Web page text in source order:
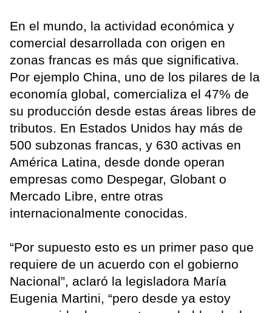
En el mundo, la actividad económica y
comercial desarrollada con origen en
zonas francas es más que significativa.
Por ejemplo China, uno de los pilares de la
economía global, comercializa el 47% de
su producción desde estas áreas libres de
tributos. En Estados Unidos hay más de
500 subzonas francas, y 630 activas en
América Latina, desde donde operan
empresas como Despegar, Globant o
Mercado Libre, entre otras
internacionalmente conocidas.
“Por supuesto esto es un primer paso que
requiere de un acuerdo con el gobierno
Nacional”, aclaró la legisladora María
Eugenia Martini, “pero desde ya estoy